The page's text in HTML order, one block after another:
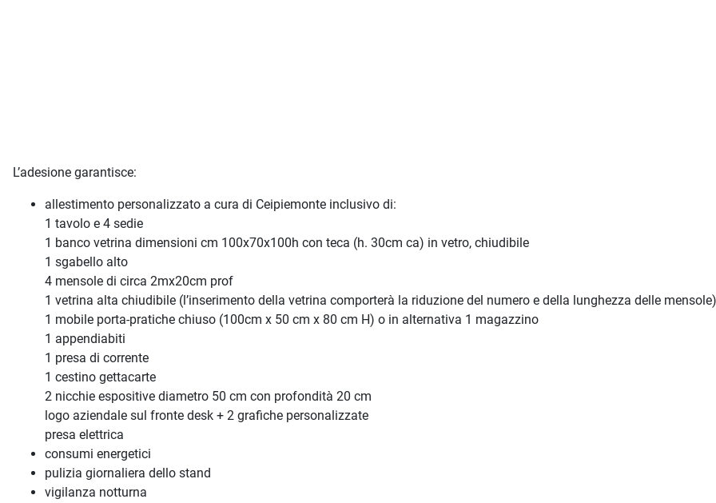
L’adesione garantisce:
allestimento personalizzato a cura di Ceipiemonte inclusivo di:
1 tavolo e 4 sedie
1 banco vetrina dimensioni cm 100x70x100h con teca (h. 30cm ca) in vetro, chiudibile
1 sgabello alto
4 mensole di circa 2mx20cm prof
1 vetrina alta chiudibile (l’inserimento della vetrina comporterà la riduzione del numero e della lunghezza delle mensole)
1 mobile porta-pratiche chiuso (100cm x 50 cm x 80 cm H) o in alternativa 1 magazzino
1 appendiabiti
1 presa di corrente
1 cestino gettacarte
2 nicchie espositive diametro 50 cm con profondità 20 cm
logo aziendale sul fronte desk + 2 grafiche personalizzate
presa elettrica
consumi energetici
pulizia giornaliera dello stand
vigilanza notturna